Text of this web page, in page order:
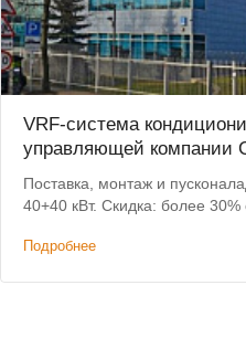
VRF-система
управляющей компании
Поставка, монтаж и
40+40 кВт. Скидка: более
Подробнее